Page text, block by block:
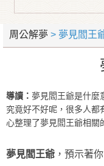
周公解夢 > 夢見閻王
導讀： 夢見閻王爺是什麼
究竟好不好呢，很多人都
心整理了夢見閻王爺相關
夢見閻王爺 ，預示著